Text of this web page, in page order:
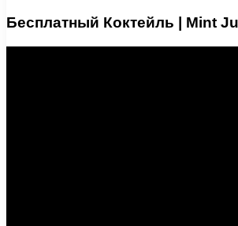
Бесплатный Коктейль | Mint